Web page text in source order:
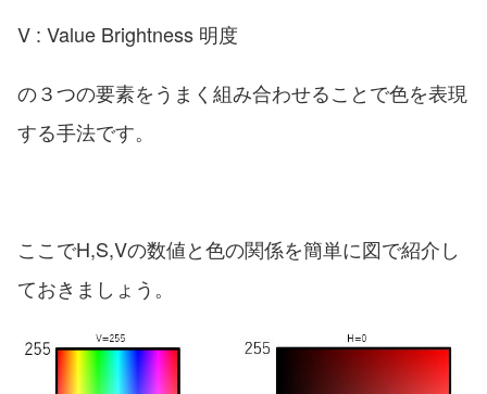
V : Value Brightness 明度
の３つの要素をうまく組み合わせることで色を表現
する手法です。
ここでH,S,Vの数値と色の関係を簡単に図で紹介し
ておきましょう。